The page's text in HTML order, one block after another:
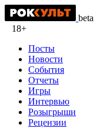
beta
18+
Посты
Новости
События
Отчеты
Игры
Интервью
Розыгрыши
Рецензии